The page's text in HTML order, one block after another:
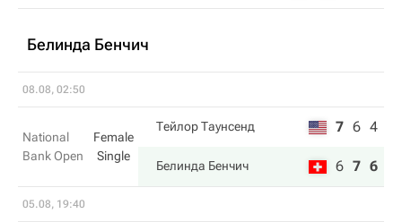
Белинда Бенчич
08.08, 02:50
National
Bank Open
Female
Single
Тейлор Таунсенд 7 6 4
Белинда Бенчич 6 7 6
05.08, 19:40